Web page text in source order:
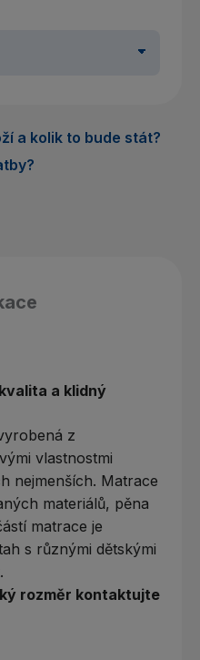
a kolik to bude stát?
a klidný
z
vlastnostmi
nejmenších. Matrace
materiálů, pěna
matrace je
s různými dětskými
rozměr kontaktujte